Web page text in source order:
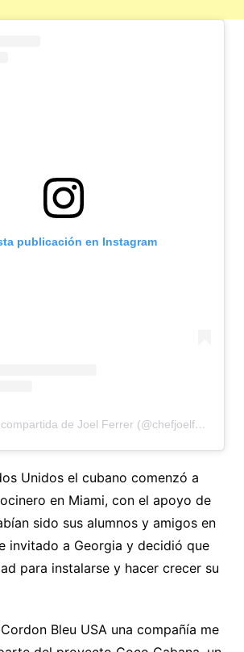
publicación en Instagram
Una publicación compartida de Joel Ferrer (@chefjoelferrer44)
Unidos el cubano comenzó a
en Miami, con el apoyo de
sido sus alumnos y amigos en
invitado a Georgia y decidió que
para instalarse y hacer crecer su
Bleu USA una compañía me